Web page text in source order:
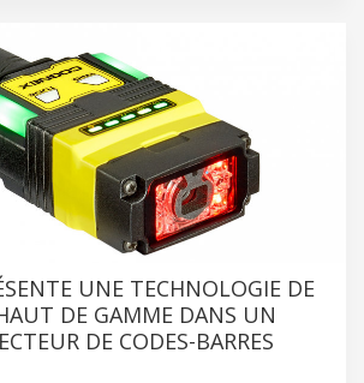
UNE TECHNOLOGIE DE
DE GAMME DANS UN
DE CODES-BARRES